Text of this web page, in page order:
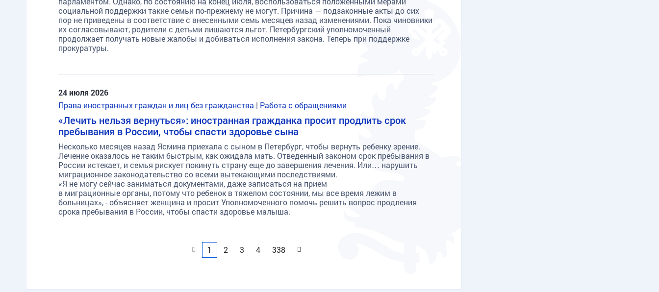
социальной поддержки такие семьи по-прежнему не могут. Причина — подзаконные акты до сих
пор не приведены в соответствие с внесенными семь месяцев назад изменениями. Пока чиновники
их согласовывают, родители с детьми лишаются льгот. Петербургский уполномоченный
продолжает получать новые жалобы и добиваться исполнения закона. Теперь при поддержке
прокуратуры.
24 июля 2026
Права иностранных граждан и лиц без гражданства | Работа с обращениями
«Лечить нельзя вернуться»: иностранная гражданка просит продлить срок
пребывания в России, чтобы спасти здоровье сына
Несколько месяцев назад Ясмина приехала с сыном в Петербург, чтобы вернуть ребенку зрение.
Лечение оказалось не таким быстрым, как ожидала мать. Отведенный законом срок пребывания в
России истекает, и семья рискует покинуть страну еще до завершения лечения. Или… нарушить
миграционное законодательство со всеми вытекающими последствиями.
«Я не могу сейчас заниматься документами, даже записаться на прием
в миграционные органы, потому что ребенок в тяжелом состоянии, мы все время лежим в
больницах», - объясняет женщина и просит Уполномоченного помочь решить вопрос продления
срока пребывания в России, чтобы спасти здоровье малыша.
Назад
1 2 3 4 338 Вперед